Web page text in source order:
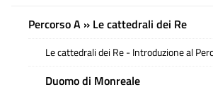
Percorso A » Le cattedrali dei Re
Le cattedrali dei Re - Introduzione al
Duomo di Monreale